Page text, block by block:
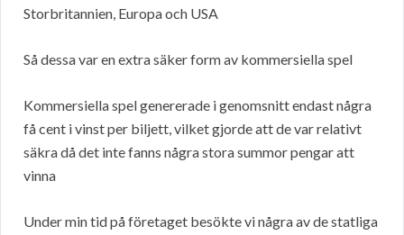
Storbritannien, Europa och USA
Så dessa var en extra säker form av kommersiella spel
Kommersiella spel genererade i genomsnitt endast några
få cent i vinst per biljett, vilket gjorde att de var relativt
säkra då det inte fanns några stora summor pengar att
vinna
Under min tid på företaget besökte vi några av de statliga